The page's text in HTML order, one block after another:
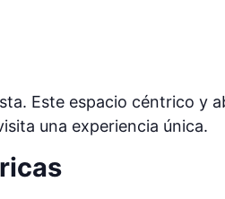
Este espacio céntrico y
una experiencia única.